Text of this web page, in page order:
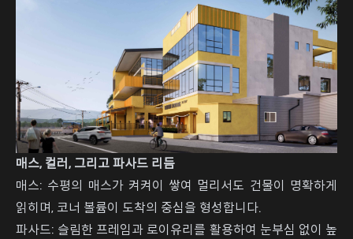
매스, 컬러, 그리고 파사드 리듬
매스: 수평의 매스가 켜켜이 쌓여 멀리서도 건물이 명확하게
읽히며, 코너 볼륨이 도착의 중심을 형성합니다.
파사드: 슬림한 프레임과 로이유리를 활용하여 눈부심 없이 높